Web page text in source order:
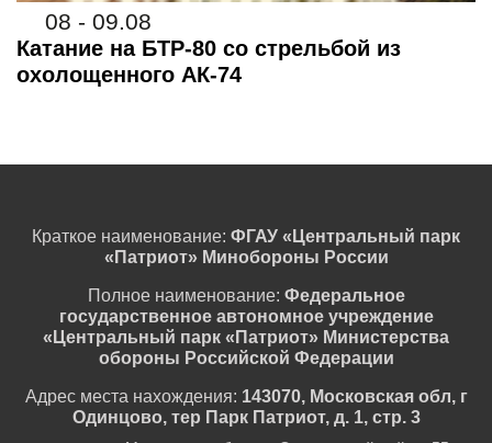
08 - 09.08
Катание на БТР-80 со стрельбой из
охолощенного АК-74
Краткое наименование: ФГАУ «Центральный парк
«Патриот» Минобороны России
Полное наименование: Федеральное
государственное автономное учреждение
«Центральный парк «Патриот» Министерства
обороны Российской Федерации
Адрес места нахождения: 143070, Московская обл, г
Одинцово, тер Парк Патриот, д. 1, стр. 3